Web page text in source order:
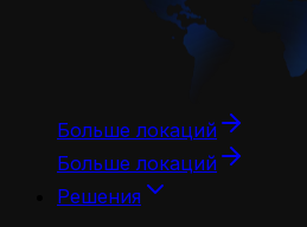
Больше локаций
Больше локаций
Решения